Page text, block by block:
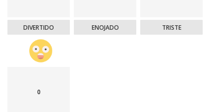
DIVERTIDO ENOJADO TRISTE
0